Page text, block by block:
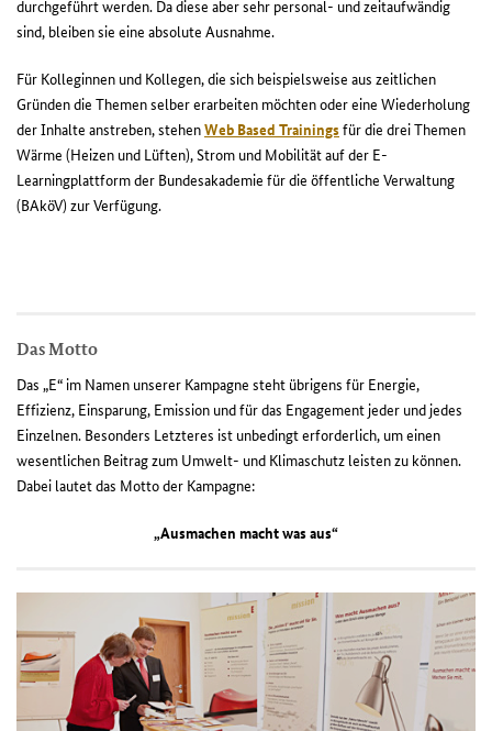
durchgeführt werden. Da diese aber sehr personal- und zeitaufwändig
sind, bleiben sie eine absolute Ausnahme.
Für Kolleginnen und Kollegen, die sich beispielsweise aus zeitlichen
Gründen die Themen selber erarbeiten möchten oder eine Wiederholung
der Inhalte anstreben, stehenWeb Based Trainingsfür die drei Themen
Wärme (Heizen und Lüften), Strom und Mobilität auf der E-
Learningplattform der Bundesakademie für die öffentliche Verwaltung
(BAköV) zur Verfügung.
Das Motto
Das „E“ im Namen unserer Kampagne steht übrigens für Energie,
Effizienz, Einsparung, Emission und für das Engagement jeder und jedes
Einzelnen. Besonders Letzteres ist unbedingt erforderlich, um einen
wesentlichen Beitrag zum Umwelt- und Klimaschutz leisten zu können.
Dabei lautet das Motto der Kampagne:
„Ausmachen macht was aus“